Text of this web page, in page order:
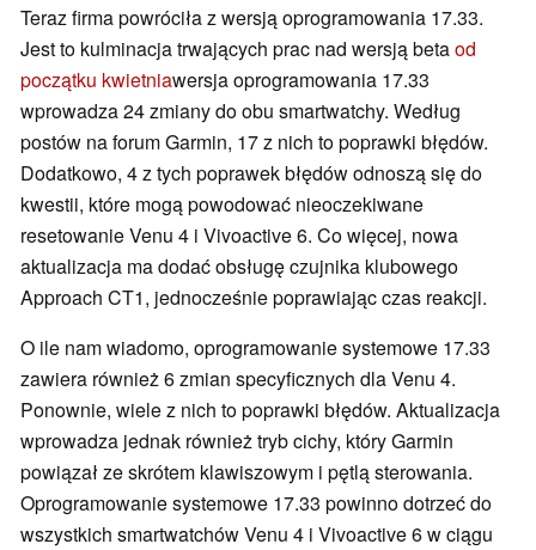
Teraz firma powróciła z wersją oprogramowania 17.33.
Jest to kulminacja trwających prac nad wersją betaod
początku kwietniawersja oprogramowania 17.33
wprowadza 24 zmiany do obu smartwatchy. Według
postów na forum Garmin, 17 z nich to poprawki błędów.
Dodatkowo, 4 z tych poprawek błędów odnoszą się do
kwestii, które mogą powodować nieoczekiwane
resetowanie Venu 4 i Vivoactive 6. Co więcej, nowa
aktualizacja ma dodać obsługę czujnika klubowego
Approach CT1, jednocześnie poprawiając czas reakcji.
O ile nam wiadomo, oprogramowanie systemowe 17.33
zawiera również 6 zmian specyficznych dla Venu 4.
Ponownie, wiele z nich to poprawki błędów. Aktualizacja
wprowadza jednak również tryb cichy, który Garmin
powiązał ze skrótem klawiszowym i pętlą sterowania.
Oprogramowanie systemowe 17.33 powinno dotrzeć do
wszystkich smartwatchów Venu 4 i Vivoactive 6 w ciągu